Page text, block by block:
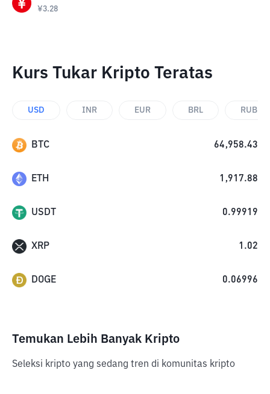
¥3.28
Kurs Tukar Kripto Teratas
USD INR EUR BRL RUB
BTC 64,958.43
ETH 1,917.88
USDT 0.99919
XRP 1.02
DOGE 0.06996
Temukan Lebih Banyak Kripto
Seleksi kripto yang sedang tren di komunitas kripto